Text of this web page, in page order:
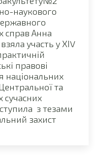
наукового
справ Анна
участь у ХІV
правові
національних
та
сучасних
з тезами
захист